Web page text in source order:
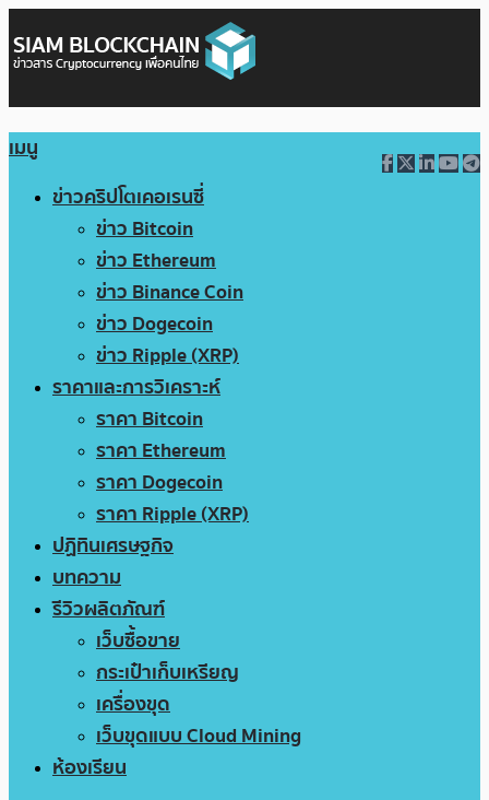
เมนู
ข่าวคริปโตเคอเรนซี่
ข่าว Bitcoin
ข่าว Ethereum
ข่าว Binance Coin
ข่าว Dogecoin
ข่าว Ripple (XRP)
ราคาและการวิเคราะห์
ราคา Bitcoin
ราคา Ethereum
ราคา Dogecoin
ราคา Ripple (XRP)
ปฏิทินเศรษฐกิจ
บทความ
รีวิวผลิตภัณฑ์
เว็บซื้อขาย
กระเป๋าเก็บเหรียญ
เครื่องขุด
เว็บขุดแบบ Cloud Mining
ห้องเรียน